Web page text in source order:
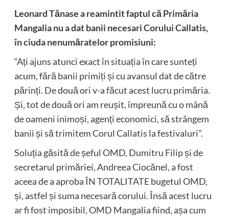
Leonard Tănase a reamintit faptul că Primăria
Mangalia nu a dat banii necesari Corului Callatis,
în ciuda nenumăratelor promisiuni:
“Ați ajuns atunci exact în situația în care sunteți
acum, fără banii primiți și cu avansul dat de către
părinți. De două ori v-a făcut acest lucru primăria.
Și, tot de două ori am reușit, împreună cu o mână
de oameni inimoși, agenți economici, să strângem
banii și să trimitem Corul Callatis la festivaluri”.
Soluția găsită de șeful OMD, Dumitru Filip și de
secretarul primăriei, Andreea Ciocănel, a fost
aceea de a aproba ÎN TOTALITATE bugetul OMD,
și, astfel și suma necesară corului. Însă acest lucru
ar fi fost imposibil, OMD Mangalia fiind, așa cum